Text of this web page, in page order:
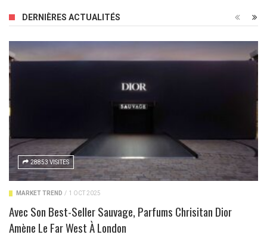
DERNIÈRES ACTUALITÉS
28853 VISITES
MARKET TREND / 1 OCT 2025
Avec Son Best-Seller Sauvage, Parfums Chrisitan Dior
Amène Le Far West À London